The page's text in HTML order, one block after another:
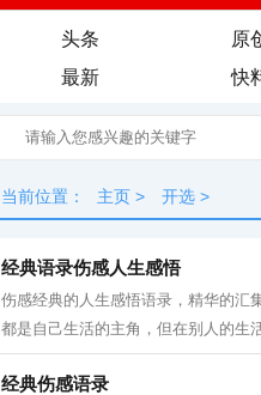
头条 原
最新
快
当前位置： 主页 > 开选 >
经典语录伤感人生感悟
伤感经典的人生感悟语录，精华的汇
都是自己生活的主角，但在别人的生
经典伤感语录